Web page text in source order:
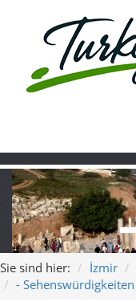
Sie sind hier: İzmir
- Sehenswürdigkeiten